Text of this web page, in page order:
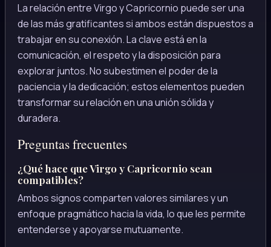
La relación entre Virgo y Capricornio puede ser una
de las más gratificantes si ambos están dispuestos a
trabajar en su conexión. La clave está en la
comunicación, el respeto y la disposición para
explorar juntos. No subestimen el poder de la
paciencia y la dedicación; estos elementos pueden
transformar su relación en una unión sólida y
duradera.
Preguntas frecuentes
¿Qué hace que Virgo y Capricornio sean
compatibles?
Ambos signos comparten valores similares y un
enfoque pragmático hacia la vida, lo que les permite
entenderse y apoyarse mutuamente.